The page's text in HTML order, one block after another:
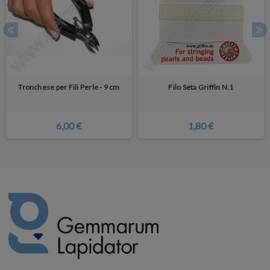
Tronchese per Fili Perle - 9 cm
6,00 €
Filo Seta Griffin N.1
1,80 €